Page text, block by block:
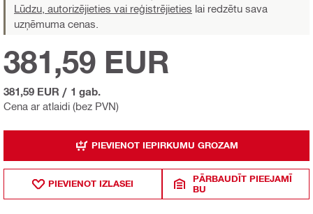
Lūdzu, autorizējieties vai reģistrējieties lai redzētu sava
uzņēmuma cenas.
Cena ar atlaidi (bez PVN)
381,59 EUR
381,59 EUR / 1 gab.
PIEVIENOT IEPIRKUMU GROZAM
PIEVIENOT IZLASEI
PĀRBAUDĪT PIEEJAMĪ
BU